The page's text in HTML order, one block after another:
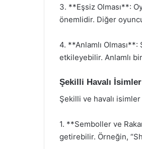
3. **Eşsiz Olması**:
önemlidir. Diğer
4. **Anlamlı
etkileyebilir. Anlamlı
Şekilli Havalı
Şekilli ve havalı
1. **Semboller ve
getirebilir. Örneğin,